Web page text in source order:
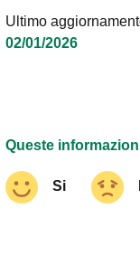
Ultimo
02/01/2026
Queste
Si